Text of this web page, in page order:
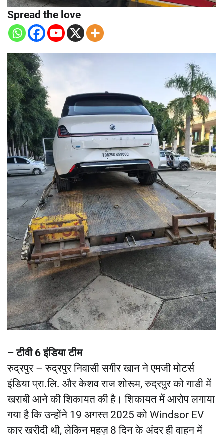
Spread the love
– टीवी 6 इंडिया टीम
रुद्रपुर – रुद्रपुर निवासी सगीर खान ने एमजी मोटर्स
इंडिया प्रा.लि. और केशव राज शोरूम, रुद्रपुर को गाडी में
खराबी आने की शिकायत की है। शिकायत में आरोप लगाया
गया है कि उन्होंने 19 अगस्त 2025 को Windsor EV
कार खरीदी थी, लेकिन महज़ 8 दिन के अंदर ही वाहन में